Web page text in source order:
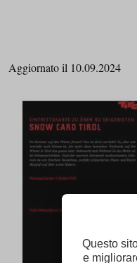
Aggiornato il 10.09.2024